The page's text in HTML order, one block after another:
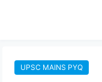
UPSC MAINS PYQ